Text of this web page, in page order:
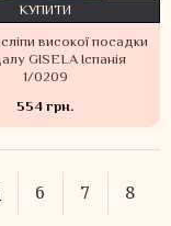
високої посадки
GISELA Іспанія
1/0209
554 грн.
КУПИТИ
6 7
8